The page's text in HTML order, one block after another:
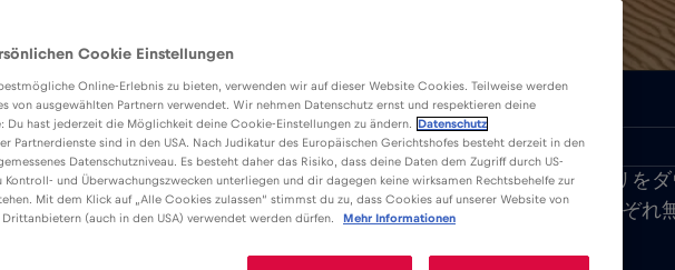
メリット 説明 互換性
簡単にインストールできるRed Bull MOBILEアプリを
ドして、エルサレムまたはイスラエル全土でそれぞれ
Cookie Einstellungen
Online-Erlebnis zu bieten, verwenden wir auf dieser Website Cookies. Teilweise werden
von ausgewählten Partnern verwendet. Wir nehmen Datenschutz ernst und respektieren deine
Du hast jederzeit die Möglichkeit deine Cookie-Einstellungen zu ändern.
Datenschutz
Partnerdienste sind in den USA. Nach Judikatur des Europäischen Gerichtshofes besteht derzeit in den
Datenschutzniveau. Es besteht daher das Risiko, dass deine Daten dem Zugriff durch US-
Kontroll- und Überwachungszwecken unterliegen und dir dagegen keine wirksamen Rechtsbehelfe zur
Mit dem Klick auf „Alle Cookies zulassen“ stimmst du zu, dass Cookies auf unserer Website von
Drittanbietern (auch in den USA) verwendet werden dürfen.
Mehr Informationen